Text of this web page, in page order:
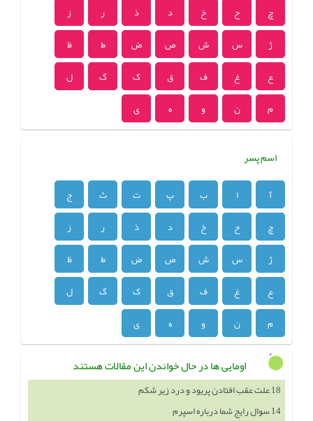
چ
ح خ د ذ ر
ز
ژ
س ش ص ض ط
ظ
ع
غ ف ق ک گ
ل
م
ن و ه ی
اسم پسر
آ ا ب پ ت ث
ج
چ
ح خ د ذ ر
ز
ژ
س ش ص ض ط
ظ
ع
غ ف ق ک گ
ل
م
ن و ه ی
اومایی ها در حال خواندن این مقالات هستند
14 سوال رایج شما درباره اسپرم
تغذیه کودک1تا5 سال